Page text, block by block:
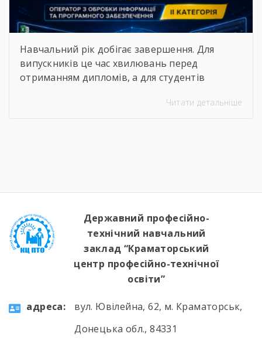
Навчальний рік добігає завершення. Для
випускників це час хвилювань перед
отриманням дипломів, а для студентів
та демонструвати результати своєї
студенти підтвердили свої знання та […]
Читати детальніше
Державний професійно-
технічний навчальний
заклад “Краматорський
центр професійно-технічної
освіти”
aдресa:
вул. Ювілейна, 62, м. Краматорськ,
Донецька обл., 84331